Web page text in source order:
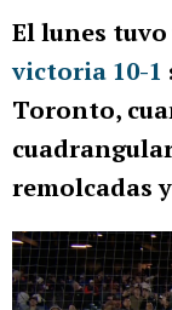
El lunes
victoria 10-1
Toronto,
remolcadas